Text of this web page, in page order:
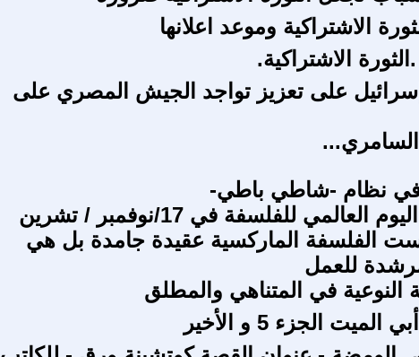
الاشتراكية وموعد اعلانها
الاشتراكية.
على تعزيز تواجد الجيش المصري على
في نظام -شاطي باطي-
بمناسبة اليوم العالمي للفلسفة في 17/نوفمبر / تشرين
الفلسفة الماركسية عقيدة جامدة بل هي
للعمل
النوعية في المتناهي والمطلق
الجزء 5 و الأخير